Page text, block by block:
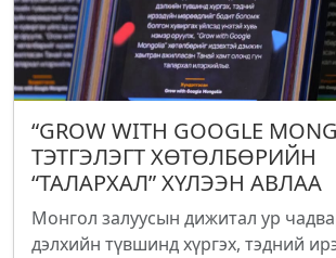
“GROW WITH GOOGLE
ТЭТГЭЛЭГТ ХӨТӨЛБӨРИЙН
“ТАЛАРХАЛ” ХҮЛЭЭН АВЛАА
Монгол залуусын дижитал ур
дэлхийн түвшинд хүргэх, тэдний